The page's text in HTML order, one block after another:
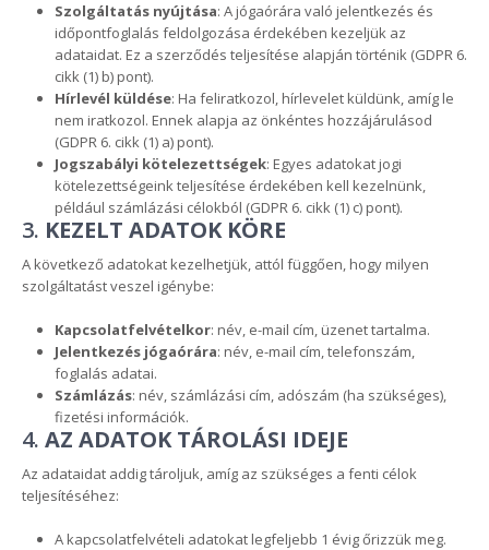
Szolgáltatás nyújtása: A jógaórára való jelentkezés és
időpontfoglalás feldolgozása érdekében kezeljük az
adataidat. Ez a szerződés teljesítése alapján történik (GDPR 6.
cikk (1) b) pont).
Hírlevél küldése: Ha feliratkozol, hírlevelet küldünk, amíg le
nem iratkozol. Ennek alapja az önkéntes hozzájárulásod
(GDPR 6. cikk (1) a) pont).
Jogszabályi kötelezettségek: Egyes adatokat jogi
kötelezettségeink teljesítése érdekében kell kezelnünk,
például számlázási célokból (GDPR 6. cikk (1) c) pont).
3. KEZELT ADATOK KÖRE
A következő adatokat kezelhetjük, attól függően, hogy milyen
szolgáltatást veszel igénybe:
Kapcsolatfelvételkor: név, e-mail cím, üzenet tartalma.
Jelentkezés jógaórára: név, e-mail cím, telefonszám,
foglalás adatai.
Számlázás: név, számlázási cím, adószám (ha szükséges),
fizetési információk.
4. AZ ADATOK TÁROLÁSI IDEJE
Az adataidat addig tároljuk, amíg az szükséges a fenti célok
teljesítéséhez:
A kapcsolatfelvételi adatokat legfeljebb 1 évig őrizzük meg.